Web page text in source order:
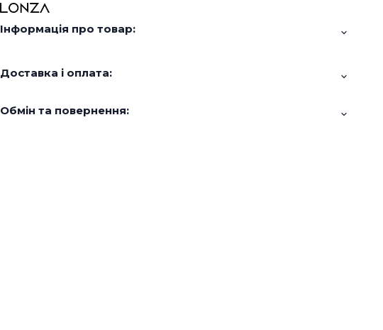
Інформація про товар:
Доставка і оплата:
Обмін та повернення: